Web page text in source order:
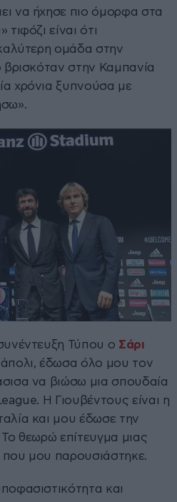
να ήχησε πιο όμορφα στα
είναι ότι
ομάδα στην
βρισκόταν στην Καμπανία
χρόνια ξυπνούσα με
Τύπου ο Σάρι
έδωσα όλο μου τον
να βιώσω μια σπουδαία
Η Γιουβέντους είναι η
και μου έδωσε την
θεωρώ επίτευγμα μιας
που μου παρουσιάστηκε.
και